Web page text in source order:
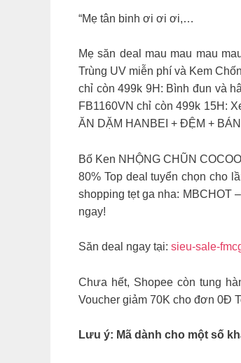
“Mẹ tân binh ơi ơi ơi,…
Mẹ săn deal mau mau mau
Trùng UV miễn phí và Kem
chỉ còn 499k 9H: Bình đun và
FB1160VN chỉ còn 499k 15H:
ĂN DẶM HANBEI + ĐỆM +
Bố Ken NHỘNG CHŨN
80% Top deal tuyển chọn cho
shopping tẹt ga nha: MBCHOT
ngay!
Săn deal ngay tại: sieu-sale-
Chưa hết, Shopee còn tung
Voucher giảm 70K cho đơn 0Đ
Lưu ý: Mã dành cho một số